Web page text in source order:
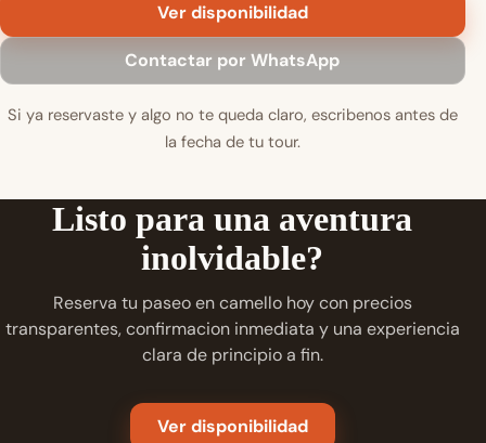
Ver disponibilidad
Contactar por WhatsApp
Si ya reservaste y algo no te queda claro, escribenos antes de
la fecha de tu tour.
Listo para una aventura
inolvidable?
Reserva tu paseo en camello hoy con precios
transparentes, confirmacion inmediata y una experiencia
clara de principio a fin.
Ver disponibilidad